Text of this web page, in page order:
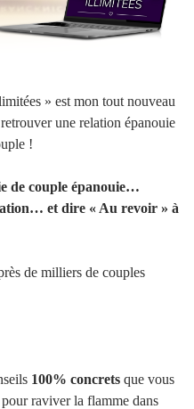
» est mon tout nouveau
une relation épanouie
!
de couple épanouie…
et dire « Au revoir » à
de milliers de couples
100% concrets que vous
raviver la flamme dans